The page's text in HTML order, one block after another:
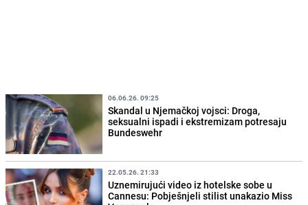
06.06.26. 09:25
Skandal u Njemačkoj vojsci: Droga,
seksualni ispadi i ekstremizam potresaju
Bundeswehr
22.05.26. 21:33
Uznemirujući video iz hotelske sobe u
Cannesu: Pobješnjeli stilist unakazio Miss